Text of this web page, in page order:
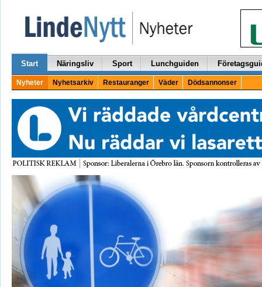
Start Näringsliv Sport Lunchguiden
Nyheter Nyhetsarkiv Restauranger Väder Dödsannonser